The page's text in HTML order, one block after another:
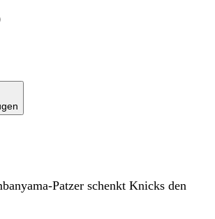
Patzer schenkt Knicks den